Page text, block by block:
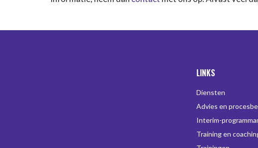
LINKS
Diensten
Advies en
Interim-
Training en